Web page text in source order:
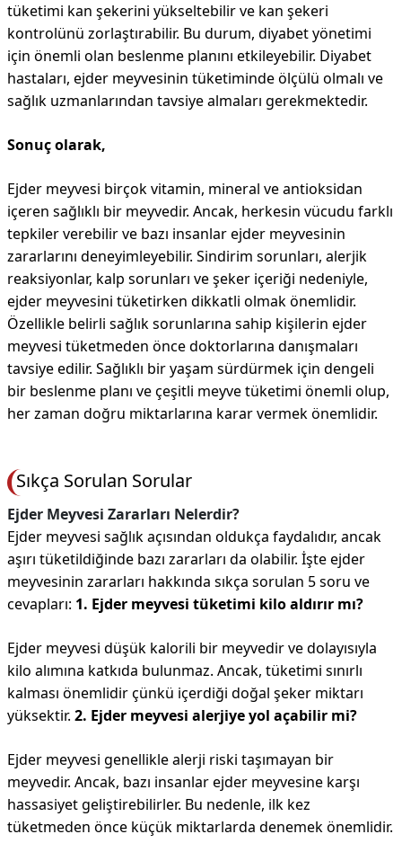
tüketimi kan şekerini yükseltebilir ve kan şekeri
kontrolünü zorlaştırabilir. Bu durum, diyabet yönetimi
için önemli olan beslenme planını etkileyebilir. Diyabet
hastaları, ejder meyvesinin tüketiminde ölçülü olmalı ve
sağlık uzmanlarından tavsiye almaları gerekmektedir.
Sonuç olarak,
Ejder meyvesi birçok vitamin, mineral ve antioksidan
içeren sağlıklı bir meyvedir. Ancak, herkesin vücudu farklı
tepkiler verebilir ve bazı insanlar ejder meyvesinin
zararlarını deneyimleyebilir. Sindirim sorunları, alerjik
reaksiyonlar, kalp sorunları ve şeker içeriği nedeniyle,
ejder meyvesini tüketirken dikkatli olmak önemlidir.
Özellikle belirli sağlık sorunlarına sahip kişilerin ejder
meyvesi tüketmeden önce doktorlarına danışmaları
tavsiye edilir. Sağlıklı bir yaşam sürdürmek için dengeli
bir beslenme planı ve çeşitli meyve tüketimi önemli olup,
her zaman doğru miktarlarına karar vermek önemlidir.
Sıkça Sorulan Sorular
Ejder Meyvesi Zararları Nelerdir?
Ejder meyvesi sağlık açısından oldukça faydalıdır, ancak
aşırı tüketildiğinde bazı zararları da olabilir. İşte ejder
meyvesinin zararları hakkında sıkça sorulan 5 soru ve
cevapları: 1. Ejder meyvesi tüketimi kilo aldırır mı?
Ejder meyvesi düşük kalorili bir meyvedir ve dolayısıyla
kilo alımına katkıda bulunmaz. Ancak, tüketimi sınırlı
kalması önemlidir çünkü içerdiği doğal şeker miktarı
yüksektir. 2. Ejder meyvesi alerjiye yol açabilir mi?
Ejder meyvesi genellikle alerji riski taşımayan bir
meyvedir. Ancak, bazı insanlar ejder meyvesine karşı
hassasiyet geliştirebilirler. Bu nedenle, ilk kez
tüketmeden önce küçük miktarlarda denemek önemlidir.